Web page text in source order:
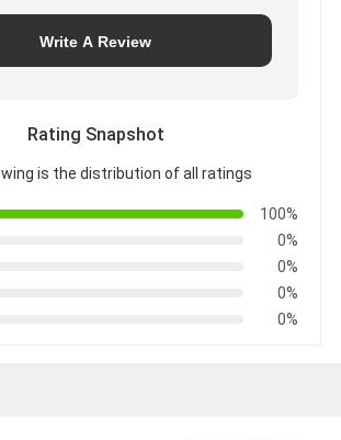
Write A Review
Rating Snapshot
is the distribution of all ratings
100%
0%
0%
0%
0%